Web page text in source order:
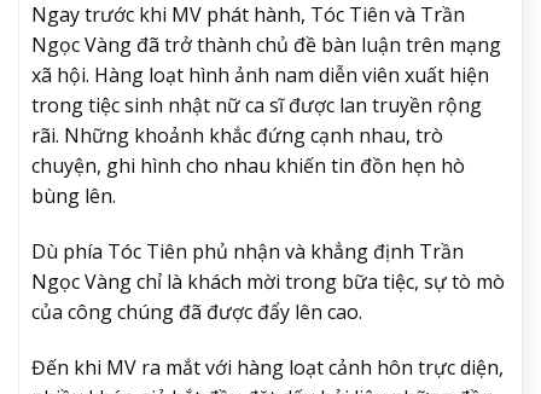
Ngay trước khi MV phát hành, Tóc Tiên và Trần
Ngọc Vàng đã trở thành chủ đề bàn luận trên mạng
xã hội. Hàng loạt hình ảnh nam diễn viên xuất hiện
trong tiệc sinh nhật nữ ca sĩ được lan truyền rộng
rãi. Những khoảnh khắc đứng cạnh nhau, trò
chuyện, ghi hình cho nhau khiến tin đồn hẹn hò
bùng lên.
Dù phía Tóc Tiên phủ nhận và khẳng định Trần
Ngọc Vàng chỉ là khách mời trong bữa tiệc, sự tò mò
của công chúng đã được đẩy lên cao.
Đến khi MV ra mắt với hàng loạt cảnh hôn trực diện,